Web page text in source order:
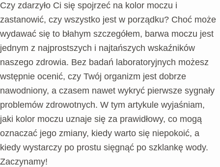
Czy zdarzyło Ci się spojrzeć na kolor moczu i
zastanowić, czy wszystko jest w porządku? Choć może
wydawać się to błahym szczegółem, barwa moczu jest
jednym z najprostszych i najtańszych wskaźników
naszego zdrowia. Bez badań laboratoryjnych możesz
wstępnie ocenić, czy Twój organizm jest dobrze
nawodniony, a czasem nawet wykryć pierwsze sygnały
problemów zdrowotnych. W tym artykule wyjaśniam,
jaki kolor moczu uznaje się za prawidłowy, co mogą
oznaczać jego zmiany, kiedy warto się niepokoić, a
kiedy wystarczy po prostu sięgnąć po szklankę wody.
Zaczynamy!